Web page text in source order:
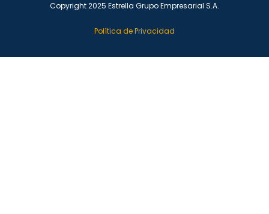
Copyright 2025 Estrella Grupo Empresarial S.A.
Política de Privacidad